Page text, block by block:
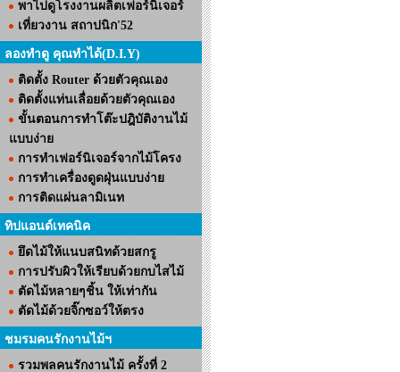
พาไปดูโรงงานผลิตเฟอร์นิเจอร์
เที่ยวงาน สถาปนิก'52
ลองทำดู คุณทำได้(D.I.Y)
ติดตั้ง Router ด้วยตัวคุณเอง
ติดตั้งแท่นเลื่อยด้วยตัวคุณเอง
ขั้นตอนการทำโต๊ะปฎิบัติงานไม้
แบบง่าย
การทำเฟอร์นิเจอร์จากไม้โครง
การทำเครื่องดูดฝุ่นแบบง่าย
การติดแผ่นลามิเนท
ทิปแอนด์เทคนิค
ยึดไม้ให้แนบสนิทด้วยสกรู
การปรับผิวให้เรียบด้วยกบไสไม้
ตัดไม้หลายๆชิ้น ให้เท่ากัน
ตัดไม้ด้วยจิ๊กซอว์ให้ตรง
ชมรมคนรักงานไม้ฯ
รวมพลคนรักงานไม้ ครั้งที่ 2